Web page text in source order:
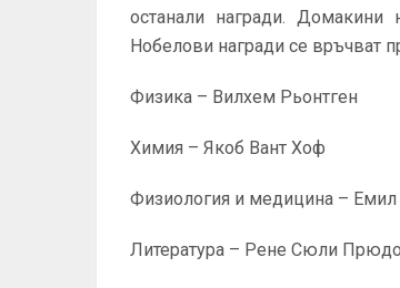
останали награди.
Нобелови награди се връчват
Физика – Вилхем Рьонтген
Химия – Якоб Вант Хоф
Физиология и медицина –
Литература – Рене Сюли